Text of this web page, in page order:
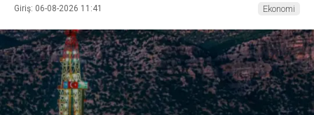
Giriş: 06-08-2026 11:41 Ekonomi